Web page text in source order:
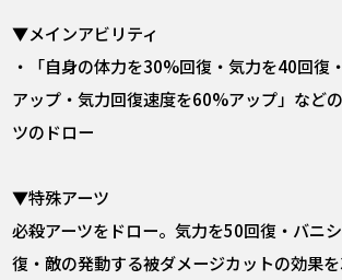
▼メインアビリティ
・「自身の体力を30%回復・気力を40回復
アップ・気力回復速度を60%アップ」など
ツのドロー
▼特殊アーツ
必殺アーツをドロー。気力を50回復・バニ
復・敵の発動する被ダメージカットの効果